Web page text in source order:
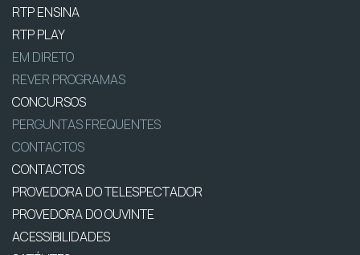
RTP ENSINA
RTP PLAY
EM DIRETO
REVER PROGRAMAS
CONCURSOS
PERGUNTAS FREQUENTES
CONTACTOS
CONTACTOS
PROVEDORA DO TELESPECTADOR
PROVEDORA DO OUVINTE
ACESSIBILIDADES